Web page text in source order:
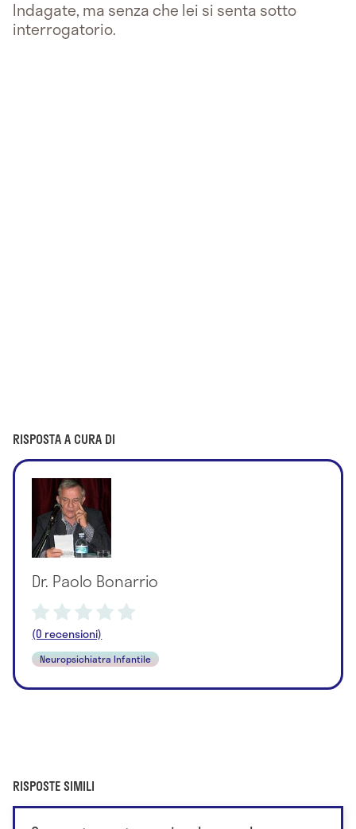
Indagate, ma senza che lei si senta sotto
interrogatorio.
RISPOSTA A CURA DI
Dr. Paolo Bonarrio
(0 recensioni)
Neuropsichiatra Infantile
RISPOSTE SIMILI